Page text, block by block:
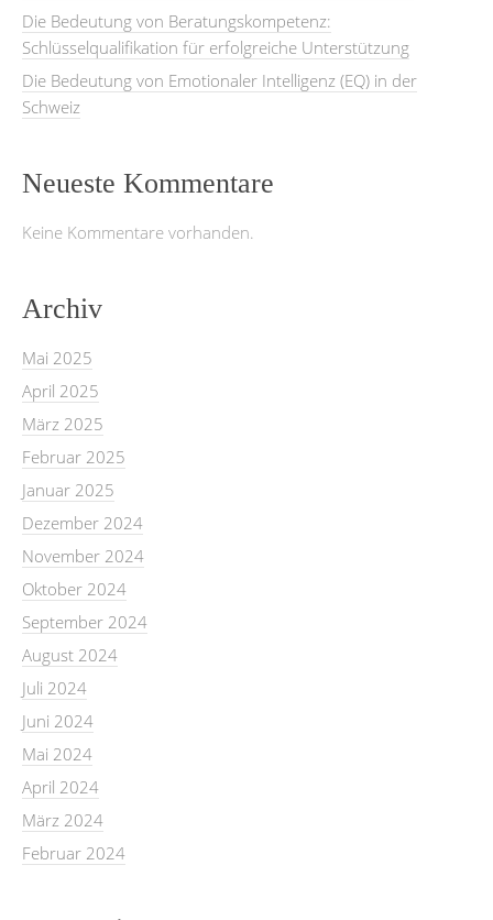
Die Bedeutung von Beratungskompetenz:
Schlüsselqualifikation für erfolgreiche Unterstützung
Die Bedeutung von Emotionaler Intelligenz (EQ) in der
Schweiz
Neueste Kommentare
Keine Kommentare vorhanden.
Archiv
Mai 2025
April 2025
März 2025
Februar 2025
Januar 2025
Dezember 2024
November 2024
Oktober 2024
September 2024
August 2024
Juli 2024
Juni 2024
Mai 2024
April 2024
März 2024
Februar 2024